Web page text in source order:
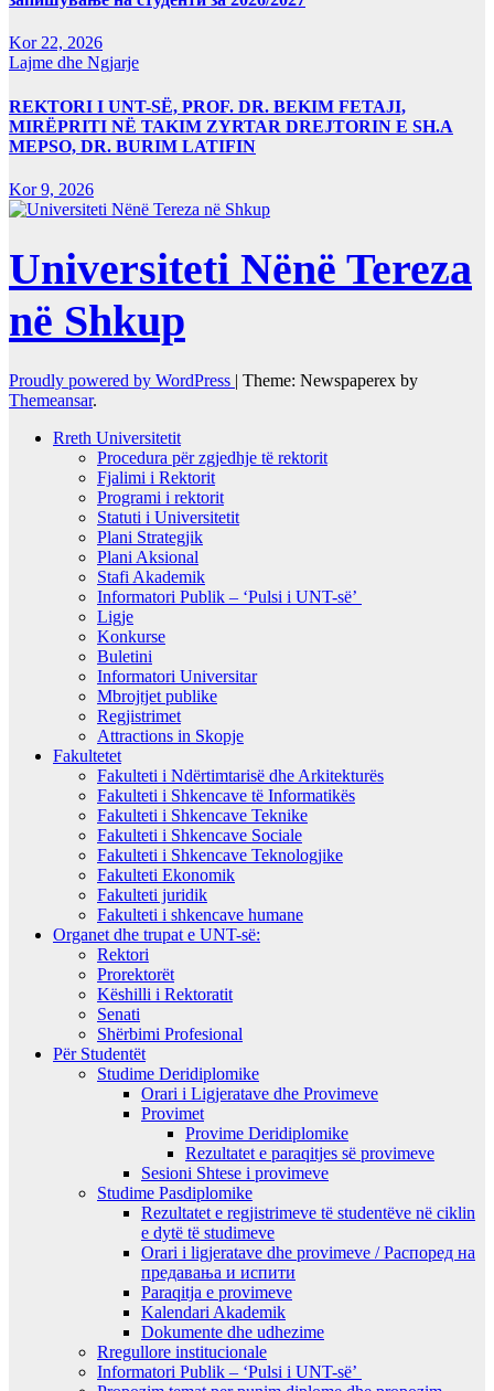
Kor 22, 2026
Lajme dhe Ngjarje
REKTORI I UNT-SË, PROF. DR. BEKIM FETAJI,
MIRËPRITI NË TAKIM ZYRTAR DREJTORIN E SH.A
MEPSO, DR. BURIM LATIFIN
Kor 9, 2026
Universiteti Nënë Tereza
në Shkup
Proudly powered by WordPress | Theme: Newspaperex by
Themeansar.
Rreth Universitetit
Procedura për zgjedhje të rektorit
Fjalimi i Rektorit
Programi i rektorit
Statuti i Universitetit
Plani Strategjik
Plani Aksional
Stafi Akademik
Informatori Publik – ‘Pulsi i UNT-së’
Ligje
Konkurse
Buletini
Informatori Universitar
Mbrojtjet publike
Regjistrimet
Attractions in Skopje
Fakultetet
Fakulteti i Ndërtimtarisë dhe Arkitekturës
Fakulteti i Shkencave të Informatikës
Fakulteti i Shkencave Teknike
Fakulteti i Shkencave Sociale
Fakulteti i Shkencave Teknologjike
Fakulteti Ekonomik
Fakulteti juridik
Fakulteti i shkencave humane
Organet dhe trupat e UNT-së:
Rektori
Prorektorët
Këshilli i Rektoratit
Senati
Shërbimi Profesional
Për Studentët
Studime Deridiplomike
Orari i Ligjeratave dhe Provimeve
Provimet
Provime Deridiplomike
Rezultatet e paraqitjes së provimeve
Sesioni Shtese i provimeve
Studime Pasdiplomike
Rezultatet e regjistrimeve të studentëve në ciklin
e dytë të studimeve
Orari i ligjeratave dhe provimeve / Распоред на
предавањa и испити
Paraqitja e provimeve
Kalendari Akademik
Dokumente dhe udhezime
Rregullore institucionale
Informatori Publik – ‘Pulsi i UNT-së’